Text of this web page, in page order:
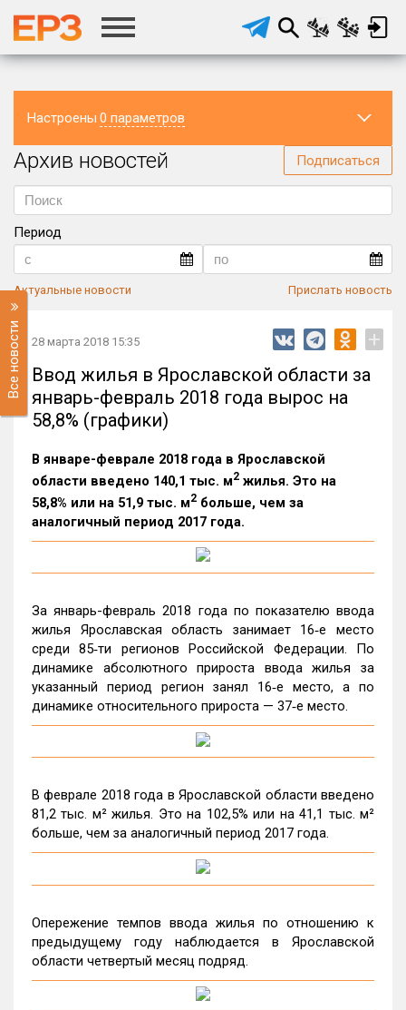
Настроены 0 параметров
Регион
Архив новостей Подписаться
Период
Актуальные новости Прислать новость
Все новости 28 марта 2018 15:35 +
Ввод жилья в Ярославской области за
январь-февраль 2018 года вырос на
58,8% (графики)
В январе-феврале 2018 года в Ярославской
области введено 140,1 тыс. м2 жилья. Это на
58,8% или на 51,9 тыс. м2 больше, чем за
аналогичный период 2017 года.
За январь-февраль 2018 года по показателю ввода
жилья Ярославская область занимает 16‑е место
среди 85‑ти регионов Российской Федерации. По
динамике абсолютного прироста ввода жилья за
указанный период регион занял 16‑е место, а по
динамике относительного прироста — 37‑е место.
В феврале 2018 года в Ярославской области введено
81,2 тыс. м² жилья. Это на 102,5% или на 41,1 тыс. м²
больше, чем за аналогичный период 2017 года.
Опережение темпов ввода жилья по отношению к
предыдущему году наблюдается в Ярославской
области четвертый месяц подряд.